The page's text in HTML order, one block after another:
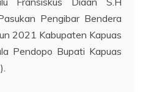
Pengibar Bendera
2021 Kabupaten Kapuas
Pendopo Bupati Kapuas